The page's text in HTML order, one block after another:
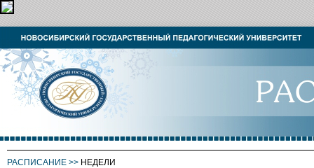
РАСПИСАНИЕ >> НЕДЕЛИ